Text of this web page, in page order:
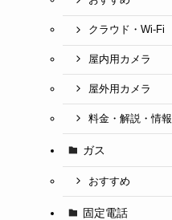
クラウド・Wi-Fi
屋内用カメラ
屋外用カメラ
料金・解説・情報
ガス
おすすめ
固定電話